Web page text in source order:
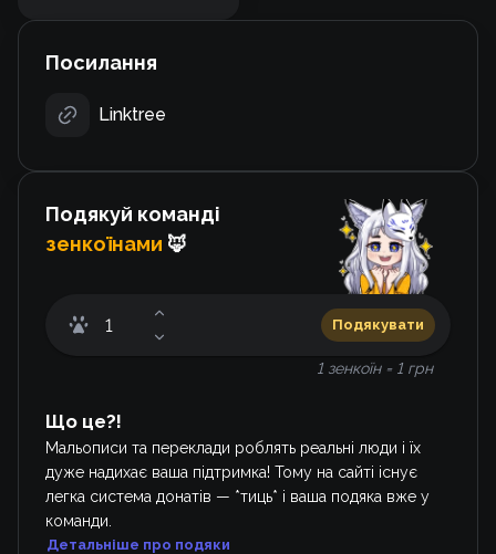
Посилання
Linktree
Подякуй команді
зенкоїнами 🦊
Подякувати
1 зенкоїн = 1 грн
Що це?!
Мальописи та переклади роблять реальні люди і їх
дуже надихає ваша підтримка! Тому на сайті існує
легка система донатів — *тиць* і ваша подяка вже у
команди.
Детальніше про подяки